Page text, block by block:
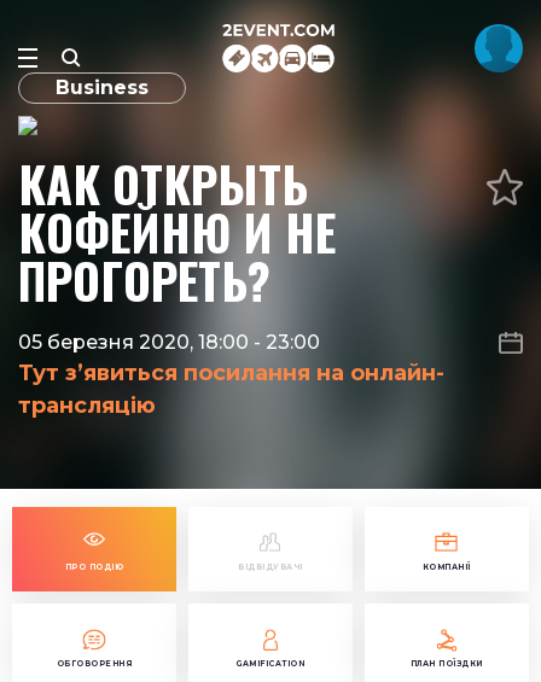
Business
КАК ОТКРЫТЬ
КОФЕЙНЮ И НЕ
ПРОГОРЕТЬ?
05 березня 2020, 18:00 - 23:00
Тут з’явиться посилання на онлайн-
трансляцію
ПРО ПОДІЮ ВІДВІДУВАЧІ КОМПАНІЇ
ОБГОВОРЕННЯ GAMIFICATION ПЛАН ПОЇЗДКИ